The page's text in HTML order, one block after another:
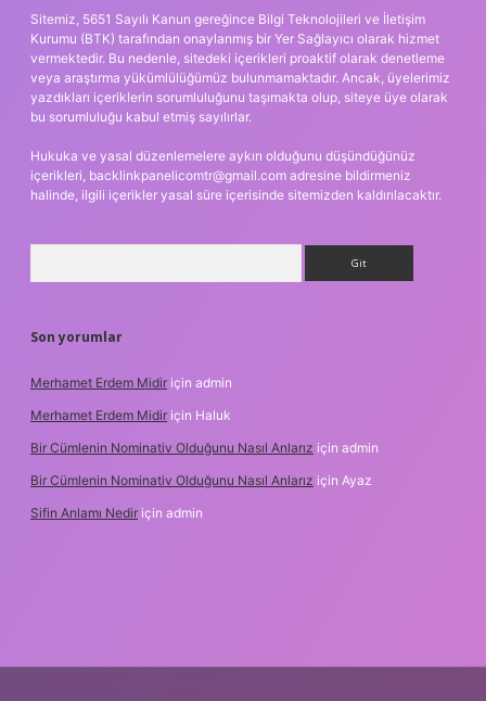
Sitemiz, 5651 Sayılı Kanun gereğince Bilgi Teknolojileri ve İletişim
Kurumu (BTK) tarafından onaylanmış bir Yer Sağlayıcı olarak hizmet
vermektedir. Bu nedenle, sitedeki içerikleri proaktif olarak denetleme
veya araştırma yükümlülüğümüz bulunmamaktadır. Ancak, üyelerimiz
yazdıkları içeriklerin sorumluluğunu taşımakta olup, siteye üye olarak
bu sorumluluğu kabul etmiş sayılırlar.
Hukuka ve yasal düzenlemelere aykırı olduğunu düşündüğünüz
içerikleri, backlinkpanelicomtr@gmail.com adresine bildirmeniz
halinde, ilgili içerikler yasal süre içerisinde sitemizden kaldırılacaktır.
Son yorumlar
Merhamet Erdem Midir için admin
Merhamet Erdem Midir için Haluk
Bir Cümlenin Nominativ Olduğunu Nasıl Anlarız için admin
Bir Cümlenin Nominativ Olduğunu Nasıl Anlarız için Ayaz
Sifin Anlamı Nedir için admin